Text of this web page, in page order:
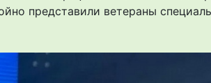
представили ветераны